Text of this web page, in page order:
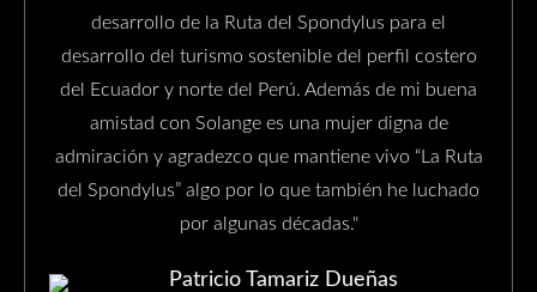
desarrollo de la Ruta del Spondylus para el
desarrollo del turismo sostenible del perfil costero
del Ecuador y norte del Perú. Además de mi buena
amistad con Solange es una mujer digna de
admiración y agradezco que mantiene vivo “La Ruta
del Spondylus” algo por lo que también he luchado
por algunas décadas."
Patricio Tamariz Dueñas